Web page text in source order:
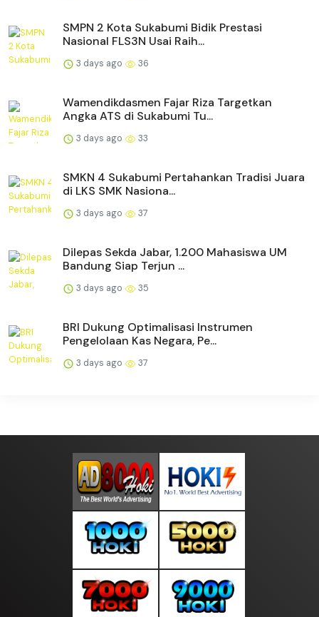
SMPN 2 Kota Sukabumi Bidik Prestasi
Nasional FLS3N Usai Raih...
3 days ago 36
Wamendikdasmen Fajar Riza Targetkan
Angka ATS di Sukabumi Tu...
3 days ago 33
SMKN 4 Sukabumi Pertahankan Tradisi Juara
di LKS SMK Nasiona...
3 days ago 37
Dilepas Sekda Jabar, 1.200 Mahasiswa UM
Bandung Siap Terjun ...
3 days ago 35
BRI Dukung Optimalisasi Instrumen
Pengelolaan Kas Negara, Pe...
3 days ago 37